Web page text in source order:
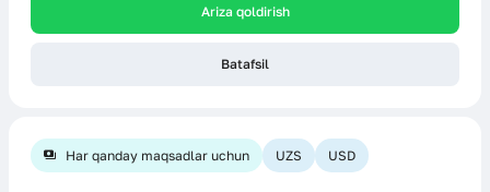
Ariza qoldirish
Batafsil
Har qanday maqsadlar uchun UZS USD